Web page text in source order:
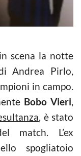
scena la notte
Andrea Pirlo,
in campo.
Bobo Vieri,
, è stato
match. L’ex
spogliatoio